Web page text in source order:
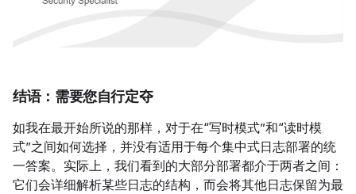
结语：需要您自行定夺
如我在最开始所说的那样，对于在“写时模式”和“读时模
式”之间如何选择，并没有适用于每个集中式日志部署的统
一答案。实际上，我们看到的大部分部署都介于两者之间：
它们会详细解析某些日志的结构，而会将其他日志保留为最